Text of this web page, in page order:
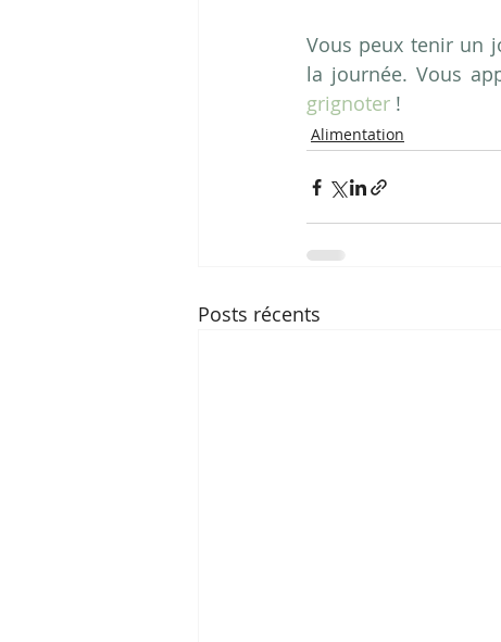
Vous peux tenir un
la journée. Vous
grignoter !
Alimentation
Posts récents